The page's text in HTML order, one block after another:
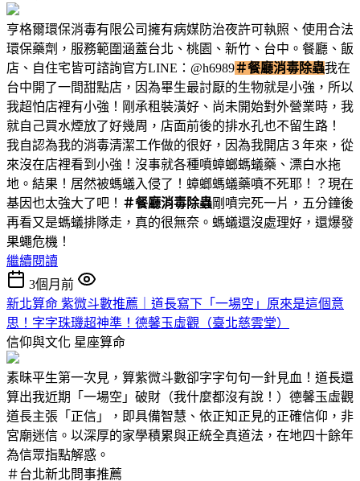
亨格爾環保消毒有限公司擁有病媒防治夜許可執照、使用合法
環保藥劑，服務範圍涵蓋台北、桃園、新竹、台中。餐廳、飯
店、自住宅皆可諮詢官方LINE：@h6989＃餐廳消毒除蟲我在
台中開了一間甜點店，因為畢生最討厭的生物就是小強，所以
我超怕店裡有小強！剛承租裝潢好、尚未開始對外營業時，我
就自己買水煙放了好幾周，店面前後的排水孔也不留生路！
我自認為我的消毒清潔工作做的很好，因為我開店３年來，從
來沒在店裡看到小強！沒事就各種噴蟑螂螞蟻藥、漂白水拖
地。結果！居然被螞蟻入侵了！蟑螂螞蟻藥噴不死耶！？現在
基因也太強大了吧！ ＃餐廳消毒除蟲剛噴完死一片，五分鐘後
再看又是螞蟻排隊走，真的很無奈。螞蟻還沒處理好，還爆發
果蠅危機！
繼續閱讀
3個月前
新北算命 紫微斗數推薦｜道長寫下「一場空」原來是這個意
思！字字珠璣超神準！德馨玉虛觀（臺北慈雲堂）
信仰與文化 星座算命
素昧平生第一次見，算紫微斗數卻字字句句一針見血！道長還
算出我近期「一場空」破財（我什麼都沒有說！）德馨玉虛觀
道長主張「正信」，即具備智慧、依正知正見的正確信仰，非
宮廟迷信。以深厚的家學積累與正統全真道法，在地四十餘年
為信眾指點解惑。
＃台北新北問事推薦